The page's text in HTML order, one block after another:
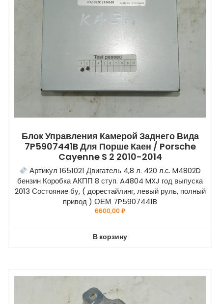
Блок Управления Камерой Заднего Вида
7P5907441B Для Порше Каен / Porsche
Cayenne S 2 2010-2014
Артикул 1651021 Двигатель 4,8 л. 420 л.с. M4802D
бензин Коробка АКПП 8 ступ. A4804 MXJ год выпуска
2013 Состояние бу, ( дорестайлинг, левый руль, полный
привод ) ОЕМ 7P5907441B
6600,00₽
В корзину